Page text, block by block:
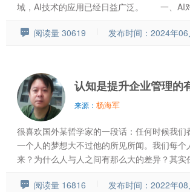
域，AI技术的应用已经日益广泛。 一、AI
阅读量 30619 发布时间：2024年06
认知是提升企业管理的
来源： 杨海军
很喜欢国外某哲学家的一段话：任何时候我
一个人的梦想大不过他的所见所闻。我们每
来？为什么人与人之间有那么大的差异？其实
阅读量 16816 发布时间：2022年08